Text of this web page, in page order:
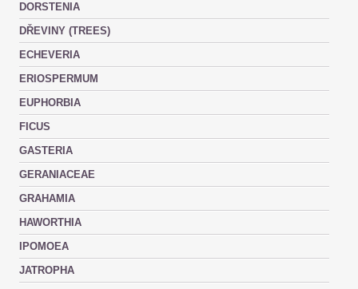
DORSTENIA
DŘEVINY (TREES)
ECHEVERIA
ERIOSPERMUM
EUPHORBIA
FICUS
GASTERIA
GERANIACEAE
GRAHAMIA
HAWORTHIA
IPOMOEA
JATROPHA